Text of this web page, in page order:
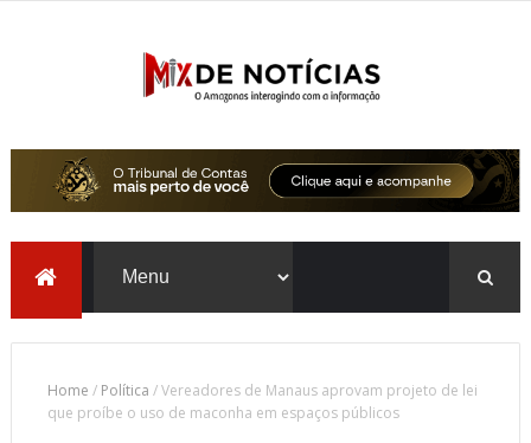
Home / Política /Vereadores de Manaus aprovam projeto de lei
que proíbe o uso de maconha em espaços públicos